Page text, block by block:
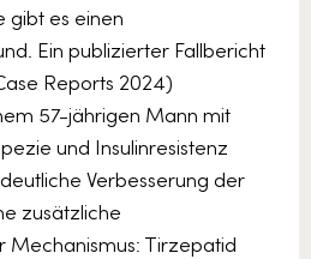
gibt es einen
Ein publizierter Fallbericht
Reports 2024)
57-jährigen Mann mit
und Insulinresistenz
Verbesserung der
zusätzliche
Mechanismus: Tirzepatid